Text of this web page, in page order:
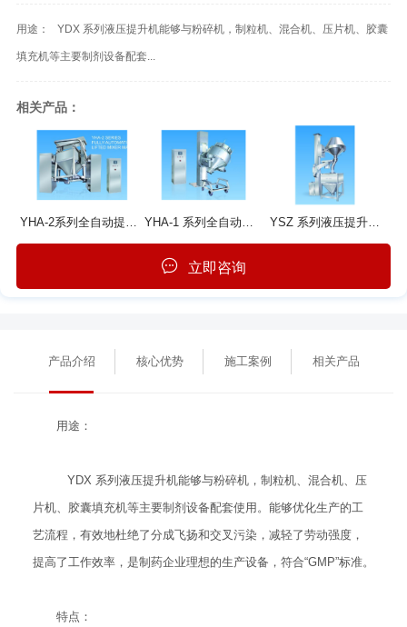
用途： YDX 系列液压提升机能够与粉碎机，制粒机、混合机、压片机、胶囊
填充机等主要制剂设备配套...
相关产品：
YSZ 系列液压提升整粒机
立即咨询
产品介绍 核心优势 施工案例 相关产品
用途：
YDX 系列液压提升机能够与粉碎机，制粒机、混合机、压
片机、胶囊填充机等主要制剂设备配套使用。能够优化生产的工
艺流程，有效地杜绝了分成飞扬和交叉污染，减轻了劳动强度，
提高了工作效率，是制药企业理想的生产设备，符合“GMP”标准。
特点：